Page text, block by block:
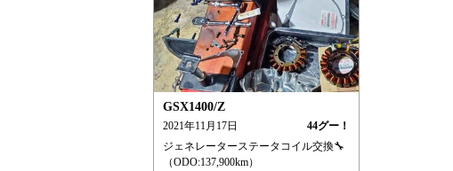
GSX1400/Z
2021年11月17日 44グー！
ジェネレーターステータコイル交換🔧
（ODO:137,900km）